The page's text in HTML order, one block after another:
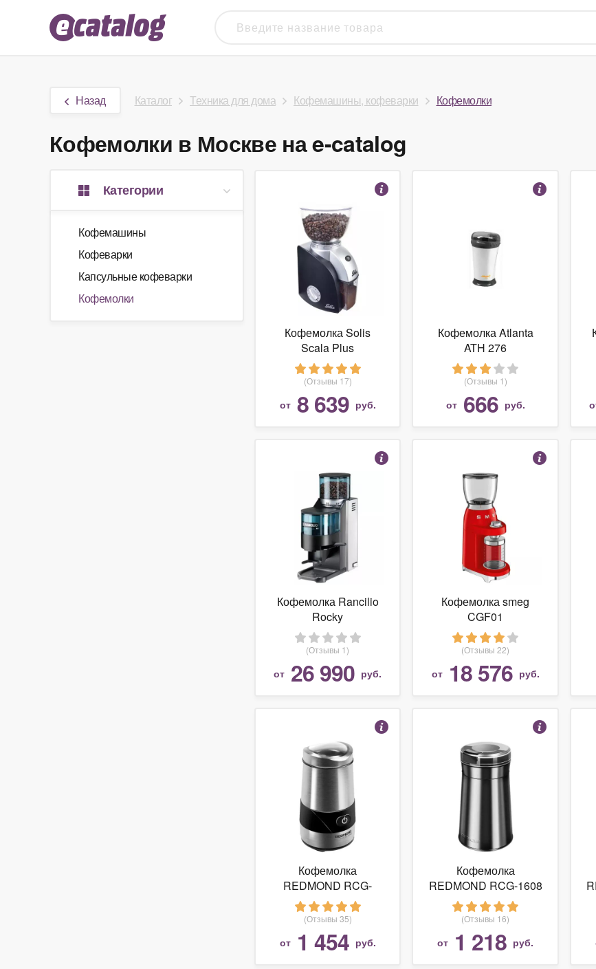
Назад Каталог Техника для дома Кофемашины, кофеварки Кофемолки
Кофемолки в Москве на e-catalog
Категории
Кофемашины
Кофеварки
Капсульные кофеварки
Кофемолки
Кофемолка Solis
Scala Plus
(Отзывы 17)
от 8 639 руб.
Кофемолка Atlanta
ATH 276
(Отзывы 1)
от 666 руб.
Кофемолка Rancilio
Rocky
(Отзывы 1)
от 26 990 руб.
Кофемолка smeg
CGF01
(Отзывы 22)
от 18 576 руб.
Кофемолка
REDMOND RCG-
M1606
(Отзывы 35)
от 1 454 руб.
Кофемолка
REDMOND RCG-1608
(Отзывы 16)
от 1 218 руб.